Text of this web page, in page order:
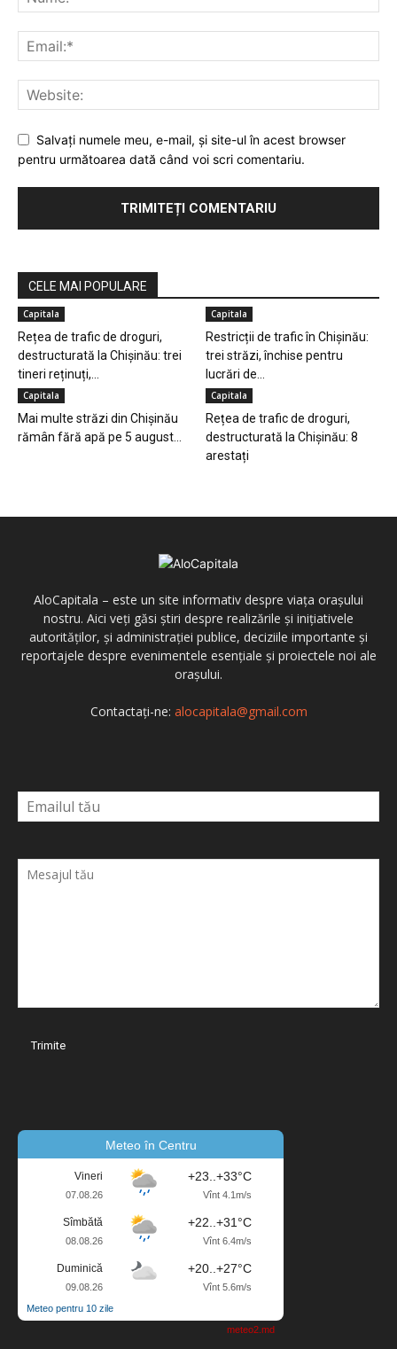
Salvaţi numele meu, e-mail, şi site-ul în acest browser
pentru următoarea dată când voi scri comentariu.
CELE MAI POPULARE
Capitala
Rețea de trafic de droguri,
destructurată la Chișinău: trei
tineri reținuți,...
Capitala
Restricții de trafic în Chișinău:
trei străzi, închise pentru
lucrări de...
Capitala
Mai multe străzi din Chișinău
rămân fără apă pe 5 august...
Capitala
Rețea de trafic de droguri,
destructurată la Chișinău: 8
arestați
AloCapitala – este un site informativ despre viața orașului
nostru. Aici veți găsi știri despre realizările și inițiativele
autorităților, și administrației publice, deciziile importante și
reportajele despre evenimentele esențiale și proiectele noi ale
orașului.
Contactați-ne: alocapitala@gmail.com
Meteo în Centru
Vineri
07.08.26
+23..+33°C
Vînt 4.1m/s
Sîmbătă
08.08.26
+22..+31°C
Vînt 6.4m/s
Duminică
09.08.26
+20..+27°C
Vînt 5.6m/s
Meteo pentru 10 zile
meteo2.md